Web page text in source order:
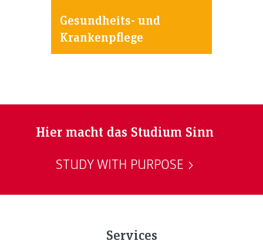
Gesundheits- und
Krankenpflege
Hier macht das Studium Sinn
STUDY WITH PURPOSE
Services